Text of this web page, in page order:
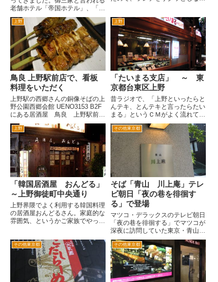
老舗ホテル「帝国ホテル」、「ホ
テルオークラ」、「ホテルニュー
オータニ」の一角。言わずと知れ
た高級ホテルです。 ニューオ
ータニは庭園が有名で、来日し宿
泊した外国国賓、有名俳優など
が...
どんの丸亀製麺などファストフー
ドのお店も出店して選択枝は増え
ました。 でも低価格なお...
上野
鳥良 上野駅前店で、看板
料理をいただく
上野駅の西郷さんの銅像そばの上
野公園西郷会館 UENO3153 B2F
にある居酒屋 鳥良 上野駅前店
に行ってきました。昔上野の
ABABのそばに鳥良がありまし
た。ここがまた並んでいて入れな
い。いつか入りたいとおもってい
たら、台風の日に行ったら...
上野
「たいまる支店」 ～ 東
京都台東区上野
昔ラジオで、「上野といったらと
んテキ、とんテキと言ったらたい
まる」というＣＭがよく流れてま
した。「とんテキてなんだ？」と
思っていたんで、上野にいったと
きに行ってみました。 そのと
きは、「たいまる本店」に行きま
した。入口で、フロアマネージ
ャ...
上野
「韓国居酒屋 おんどる」
～上野御徒町中央通り
上野界隈でよく利用する韓国料理
の居酒屋おんどるさん。家庭的な
雰囲気、というかご家族でやって
丸井シティーがあります。丸井ｎ
の建物の右側の御徒町駅までの通
りが上野御徒町中央通り商店街...
その他東京都
そば「青山 川上庵」テレ
ビ朝日「夜の巷を徘徊す
る」で登場
マツコ・デラックスのテレビ朝日
「夜の巷を徘徊する」でマツコが
深夜に訪問していた東京・青山に
ある日本そば屋さん「青山 川上
庵」に行きました。 都心から
国道246号を渋谷方面に向かっ
て、ポルシェ青山の角を左折し
て、1分ほど歩いた右手です。地
下...
その他東京都 その他東京都